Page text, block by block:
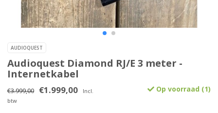
AUDIOQUEST
Audioquest Diamond RJ/E 3 meter -
Internetkabel
€3.999,00 €1.999,00
Incl.
btw
Op voorraad (1)